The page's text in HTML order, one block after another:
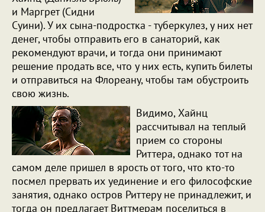
и Маргрет (Сидни
Суини). У их сына-подростка - туберкулез, у них нет
денег, чтобы отправить его в санаторий, как
рекомендуют врачи, и тогда они принимают
решение продать все, что у них есть, купить билеты
и отправиться на Флореану, чтобы там обустроить
свою жизнь.
Видимо, Хайнц
рассчитывал на теплый
прием со стороны
Риттера, однако тот на
самом деле пришел в ярость от того, что кто-то
посмел прервать их уединение и его философские
занятия, однако остров Риттеру не принадлежит, и
тогда он предлагает Виттмерам поселиться в